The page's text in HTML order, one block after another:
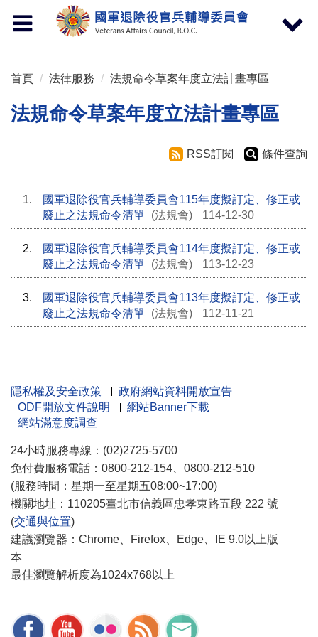
Toggle
navigation
Toggle
首頁 法律服務 法規命令草案年度立法計畫專區
法規命令草案年度立法計畫專區
RSS訂閱 條件查詢
1.
國軍退除役官兵輔導委員會115年度擬訂定、修正或
廢止之法規命令清單 (法規會) 114-12-30
2.
國軍退除役官兵輔導委員會114年度擬訂定、修正或
廢止之法規命令清單 (法規會) 113-12-23
3.
國軍退除役官兵輔導委員會113年度擬訂定、修正或
廢止之法規命令清單 (法規會) 112-11-21
隱私權及安全政策
政府網站資料開放宣告
ODF開放文件說明
網站Banner下載
網站滿意度調查
24小時服務專線：(02)2725-5700
免付費服務電話：0800-212-154、0800-212-510
(服務時間：星期一至星期五08:00~17:00)
機關地址：110205臺北市信義區忠孝東路五段 222 號
(交通與位置)
建議瀏覽器：Chrome、Firefox、Edge、IE 9.0以上版
本
最佳瀏覽解析度為1024x768以上